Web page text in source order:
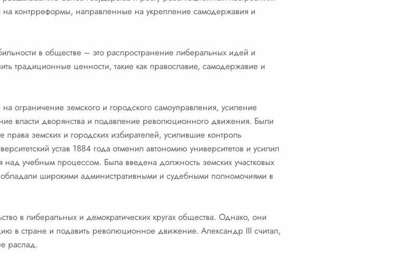
на контрреформы, направленные на укрепление самодержавия и
в обществе – это распространение либеральных идей и
традиционные ценности, такие как православие, самодержавие и
ограничение земского и городского самоуправления, усиление
власти дворянства и подавление революционного движения. Были
земских и городских избирателей, усилившие контроль
устав 1884 года отменил автономию университетов и усилил
учебным процессом. Была введена должность земских участковых
широкими административными и судебными полномочиями в
в либеральных и демократических кругах общества. Однако, они
в стране и подавить революционное движение. Александр III считал,
распад.